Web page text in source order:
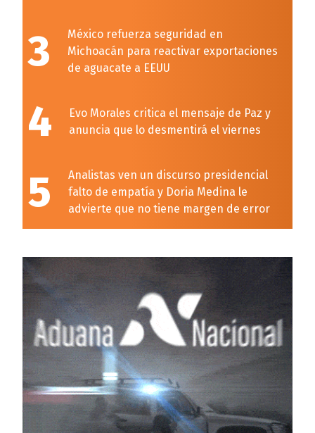
3
México refuerza seguridad en
Michoacán para reactivar exportaciones
de aguacate a EEUU
4
Evo Morales critica el mensaje de Paz y
anuncia que lo desmentirá el viernes
5
Analistas ven un discurso presidencial
falto de empatía y Doria Medina le
advierte que no tiene margen de error